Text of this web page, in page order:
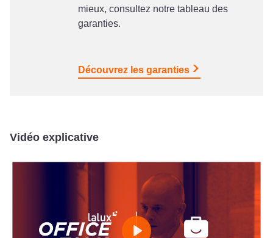
mieux, consultez notre tableau des
garanties.
Découvrez les garanties
Vidéo explicative